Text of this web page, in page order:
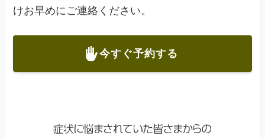
けお早めにご連絡ください。
今すぐ予約する